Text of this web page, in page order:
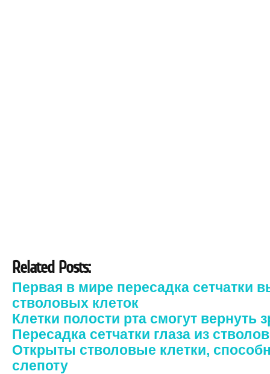
Related Posts:
Первая в мире пересадка сетчатки
стволовых клеток
Клетки полости рта смогут вернуть
Пересадка сетчатки глаза из
Открыты стволовые клетки,
слепоту